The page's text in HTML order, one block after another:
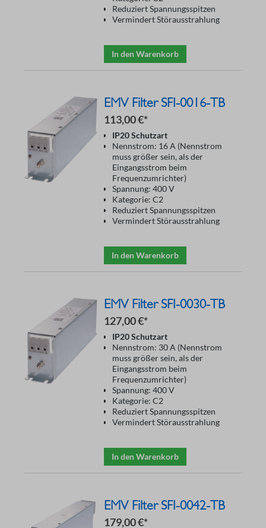
Reduziert Spannungsspitzen
Vermindert Störausstrahlung
In den Warenkorb
EMV Filter SFI-0016-TB
113,00 €*
IP20 Schutzart
Nennstrom: 16 A (Nennstrom
muss größer sein, als der
Eingangsstrom beim
Frequenzumrichter)
Spannung: 400 V
Kategorie: C2
Reduziert Spannungsspitzen
Vermindert Störausstrahlung
In den Warenkorb
EMV Filter SFI-0030-TB
127,00 €*
IP20 Schutzart
Nennstrom: 30 A (Nennstrom
muss größer sein, als der
Eingangsstrom beim
Frequenzumrichter)
Spannung: 400 V
Kategorie: C2
Reduziert Spannungsspitzen
Vermindert Störausstrahlung
In den Warenkorb
EMV Filter SFI-0042-TB
179,00 €*